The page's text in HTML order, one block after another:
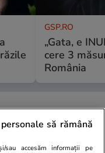
GSP.RO
„Gata, e
cere 3
România
să rămână
sau accesăm informații pe